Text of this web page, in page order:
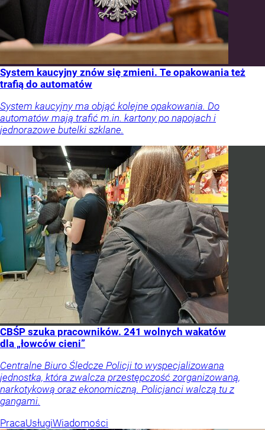
System kaucyjny znów się zmieni. Te opakowania też
trafią do automatów
System kaucyjny ma objąć kolejne opakowania. Do
automatów mają trafić m.in. kartony po napojach i
jednorazowe butelki szklane.
CBŚP szuka pracowników. 241 wolnych wakatów
dla „łowców cieni”
Centralne Biuro Śledcze Policji to wyspecjalizowana
jednostka, która zwalcza przestępczość zorganizowaną,
narkotykową oraz ekonomiczną. Policjanci walczą tu z
gangami.
PracaUsługiWiadomości